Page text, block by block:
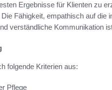
Ergebnisse für Klienten zu
Fähigkeit, empathisch auf die
verständliche Kommunikation
folgende Kriterien aus:
Pflege